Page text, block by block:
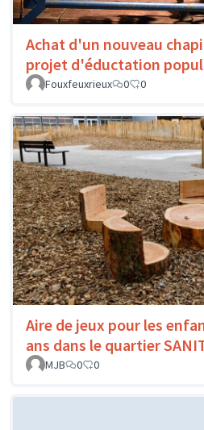
Achat d'un nouveau
projet d'éductation
Fouxfeuxrieux
0 0
Aire de jeux pour les
ans dans le quartier
MJB
0 0